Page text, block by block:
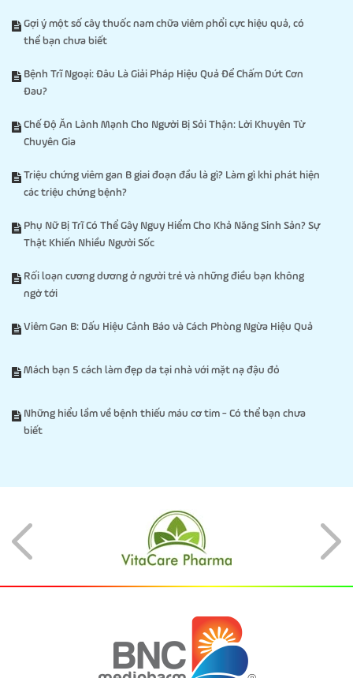
Gợi ý một số cây thuốc nam chữa viêm phổi cực hiệu quả, có
thể bạn chưa biết
Bệnh Trĩ Ngoại: Đâu Là Giải Pháp Hiệu Quả Để Chấm Dứt Cơn
Đau?
Chế Độ Ăn Lành Mạnh Cho Người Bị Sỏi Thận: Lời Khuyên Từ
Chuyên Gia
Triệu chứng viêm gan B giai đoạn đầu là gì? Làm gì khi phát hiện
các triệu chứng bệnh?
Phụ Nữ Bị Trĩ Có Thể Gây Nguy Hiểm Cho Khả Năng Sinh Sản? Sự
Thật Khiến Nhiều Người Sốc
Rối loạn cương dương ở người trẻ và những điều bạn không
ngờ tới
Viêm Gan B: Dấu Hiệu Cảnh Báo và Cách Phòng Ngừa Hiệu Quả
Mách bạn 5 cách làm đẹp da tại nhà với mặt nạ đậu đỏ
Những hiểu lầm về bệnh thiếu máu cơ tim - Có thể bạn chưa
biết